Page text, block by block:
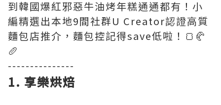
到韓國爆紅邪惡牛油烤年糕通通都有！小
編精選出本地9間社群U Creator認證高質
麵包店推介，麵包控記得save低啦！🍞🥐
🥖
---------------
1. 享樂烘焙